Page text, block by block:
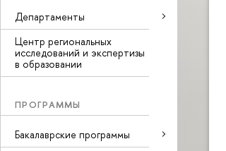
Департаменты
Центр региональных
исследований и экспертизы
в образовании
ПРОГРАММЫ
Бакалаврские программы